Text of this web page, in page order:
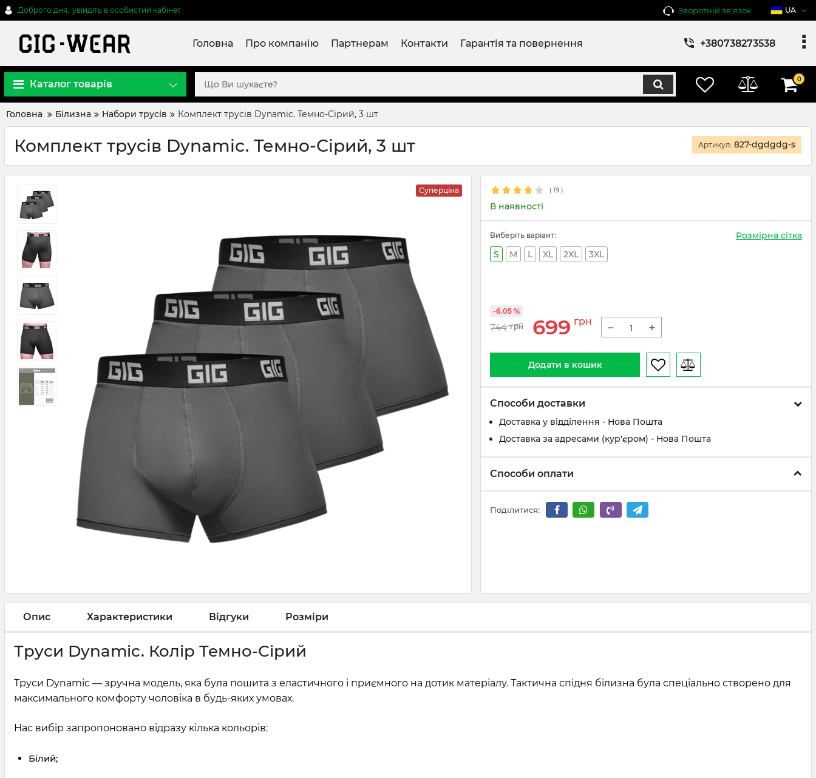
Доброго дня, увійдіть в особистий кабінет Зворотній зв'язок UA
Головна Про компанію Партнерам Контакти Гарантія та повернення +380738273538
Каталог товарів 0
Головна Білизна Набори трусів Комплект трусів Dynamic. Темно-Сірий, 3 шт
Комплект трусів Dynamic. Темно-Сірий, 3 шт Артикул: 827-dgdgdg-s
Суперціна ( 19 )
В наявності
Виберіть варіант:
S M L XL 2XL 3XL
Розмірна сітка
744 грн 699 грн
-6.05 %
− +
Додати в кошик
Способи доставки
Доставка у відділення - Нова Пошта
Доставка за адресами (кур'єром) - Нова Пошта
Способи оплати
Поділитися:
Опис Характеристики Відгуки Розміри
Труси Dynamic. Колір Темно-Сірий
Труси Dynamic — зручна модель, яка була пошита з еластичного і приємного на дотик матеріалу. Тактична спідня білизна була спеціально створено для
максимального комфорту чоловіка в будь-яких умовах.
Нас вибір запропоновано відразу кілька кольорів:
Білий;